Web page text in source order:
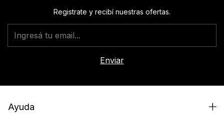
Registrate y recibí nuestras ofertas.
Ayuda